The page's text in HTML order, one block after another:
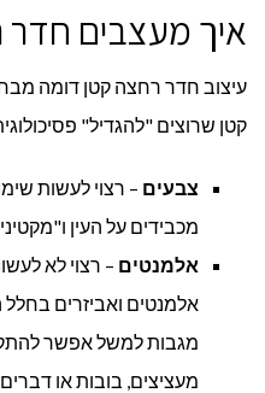
איך מעצבים
עיצוב חדר רחצה קטן דומה
קטן שרוצים "להגדיל"
צבעים – רצוי לעשות
מכבידים על העין
אלמנטים – רצוי לא
אלמנטים ואביזרים
מגבות למשל אפשר
מעציצים, בובות או